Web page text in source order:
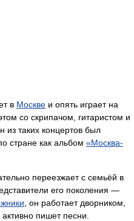
в Москве и опять играет на
со скрипачом, гитаристом и
таких концертов был
стране как альбом «Москва-
переезжает с семьёй в
его поколения —
, он работает дворником,
пишет песни.